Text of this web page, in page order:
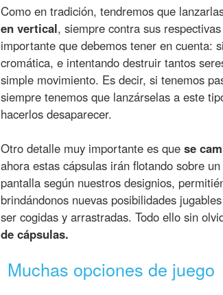
Como en tradición, tendremos que
en vertical, siempre contra sus
importante que debemos tener en cuenta:
cromática, e intentando destruir tantos
simple movimiento. Es decir, si tenemos
siempre tenemos que lanzárselas a este
hacerlos desaparecer.
Otro detalle muy importante es que se
ahora estas cápsulas irán flotando sobre
pantalla según nuestros designios,
brindándonos nuevas posibilidades
ser cogidas y arrastradas. Todo ello sin
de cápsulas.
Muchas opciones de juego